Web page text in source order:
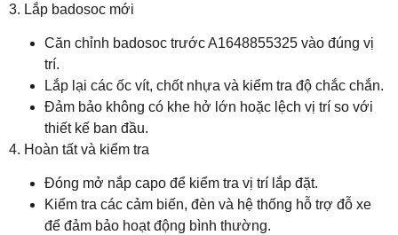
3. Lắp badosoc mới
Căn chỉnh badosoc trước A1648855325 vào đúng vị
trí.
Lắp lại các ốc vít, chốt nhựa và kiểm tra độ chắc chắn.
Đảm bảo không có khe hở lớn hoặc lệch vị trí so với
thiết kế ban đầu.
4. Hoàn tất và kiểm tra
Đóng mở nắp capo để kiểm tra vị trí lắp đặt.
Kiểm tra các cảm biến, đèn và hệ thống hỗ trợ đỗ xe
để đảm bảo hoạt động bình thường.